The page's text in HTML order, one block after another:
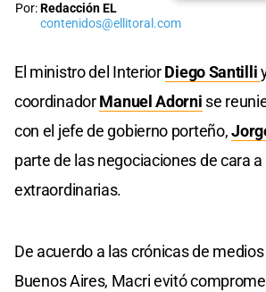
Por:Redacción EL
contenidos@ellitoral.com
El ministro del InteriorDiego Santilli
coordinadorManuel Adorni se
con el jefe de gobierno porteño,
parte de las negociaciones de cara
extraordinarias.
De acuerdo a las crónicas de
Buenos Aires, Macri evitó